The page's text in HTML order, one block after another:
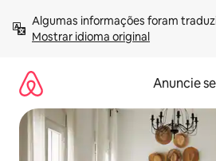
para
Mostrar idioma original
Anuncie